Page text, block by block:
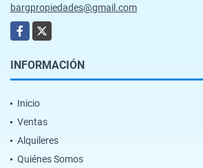
bargpropiedades@gmail.com
Facebook
X
INFORMACIÓN
Inicio
Ventas
Alquileres
Quiénes Somos